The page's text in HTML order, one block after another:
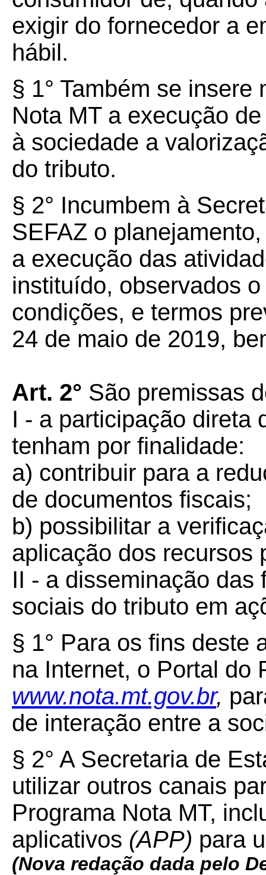
exigir do fornecedor a
hábil.
§ 1° Também se
Nota MT a execução
à sociedade a
do tributo.
§ 2° Incumbem à
SEFAZ o
a execução das
instituído, observados
condições, e termos
24 de maio de 2019,
Art. 2° São premissas
I - a participação direta
tenham por finalidade:
a) contribuir para a
de documentos fiscais;
b) possibilitar a
aplicação dos recursos
II - a disseminação das
sociais do tributo em
§ 1° Para os fins deste
na Internet, o Portal do
www.nota.mt.gov.br,
de interação entre a
§ 2° A Secretaria de
utilizar outros canais
Programa Nota MT,
aplicativos (APP) para
(Nova redação dada pelo